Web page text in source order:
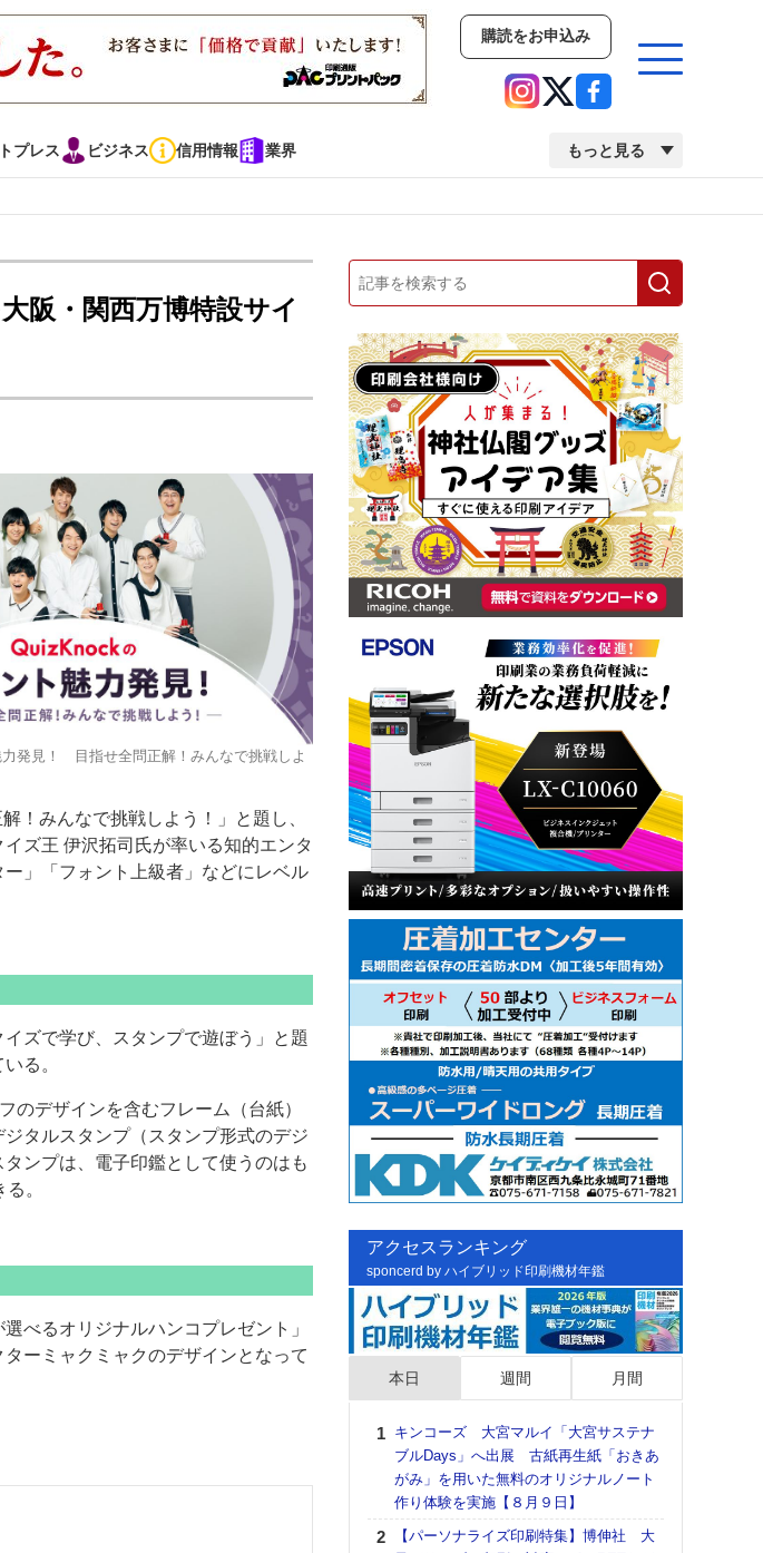
購読をお申込み
プレス ビジネス 信用情報 業界 もっと見る
イベント
ン
市場・統計 人事・移転・異動・訃報
中古印刷機・製本機特集
2022 検査・校正特集
阪・関西万博特設サイ
力発見！ 目指せ全問正解！みんなで挑戦しよ
！みんなで挑戦しよう！」と題し、
ズ王 伊沢拓司氏が率いる知的エンタ
」「フォント上級者」などにレベル
ズで学び、スタンプで遊ぼう」と題
る。
のデザインを含むフレーム（台紙）
タルスタンプ（スタンプ形式のデジ
ンプは、電子印鑑として使うのはも
。
べるオリジナルハンコプレゼント」
ーミャクミャクのデザインとなって
アクセスランキング
sponcerd by ハイブリッド印刷機材年鑑
本日 週間 月間
キンコーズ 大宮マルイ「大宮サステナ
ブルDays」へ出展 古紙再生紙「おきあ
がみ」を用いた無料のオリジナルノート
作り体験を実施【８月９日】
【パーソナライズ印刷特集】博伸社 大